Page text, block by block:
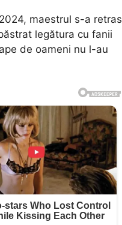
maestrul s-a retras
legătura cu fanii
de oameni nu l-au